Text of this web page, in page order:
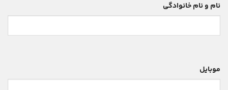
نام و نام خانوادگی
موبایل